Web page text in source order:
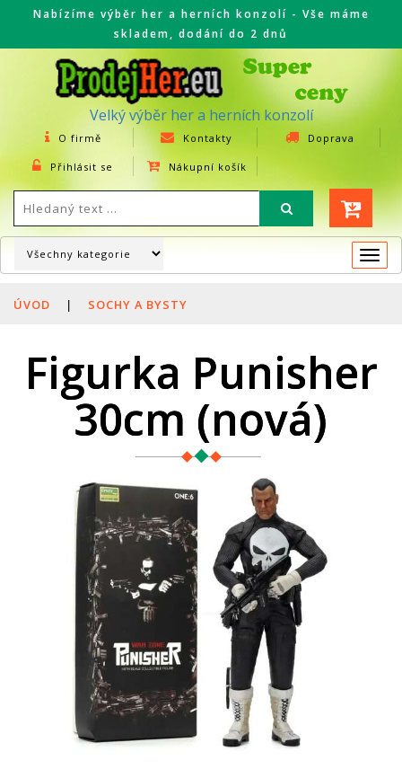
Nabízíme výběr her a herních konzolí - Vše máme
skladem, dodání do 2 dnů
Velký výběr her a herních konzolí
O firmě Kontakty Doprava
Přihlásit se Nákupní košík
ÚVOD | SOCHY A BYSTY
Figurka Punisher
30cm (nová)